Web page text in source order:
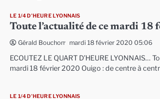
LE 1/4 D'HEURE LYONNAIS
Toute l’actualité de ce mardi 18
Gérald Bouchon mardi 18 février 2020 05:06
ECOUTEZ LE QUART D’HEURE LYONNAIS…
mardi 18 février 2020 Ouigo : de centre à
LE 1/4 D'HEURE LYONNAIS